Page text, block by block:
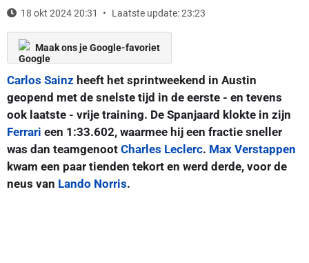
18 okt 2024 20:31 Laatste update: 23:23
Maak ons je Google-favoriet
Carlos Sainz heeft het sprintweekend in Austin
geopend met de snelste tijd in de eerste - en tevens
ook laatste - vrije training. De Spanjaard klokte in zijn
Ferrari een 1:33.602, waarmee hij een fractie sneller
was dan teamgenoot Charles Leclerc. Max Verstappen
kwam een paar tienden tekort en werd derde, voor de
neus van Lando Norris.